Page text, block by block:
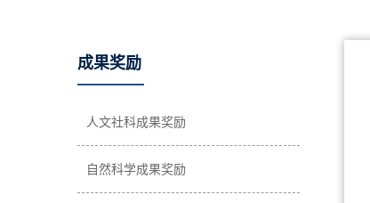
成果奖励
人文社科成果奖励
自然科学成果奖励